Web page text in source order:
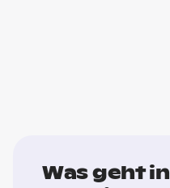
Was geht in